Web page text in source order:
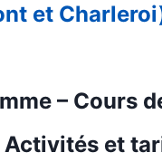
et
– Cours
Activités et